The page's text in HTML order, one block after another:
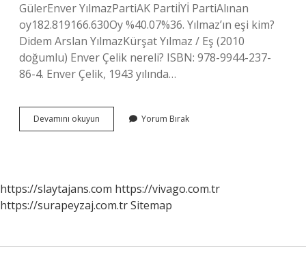
GülerEnver YılmazPartiAK PartiİYİ PartiAlınan
oy182.819166.630Oy %40.07%36. Yılmaz’ın eşi kim?
Didem Arslan YılmazKürşat Yılmaz / Eş (2010
doğumlu) Enver Çelik nereli? ISBN: 978-9944-237-
86-4. Enver Çelik, 1943 yılında…
Devamını okuyun
Hakan
Yorum Bırak
https://slaytajans.com https://vivago.com.tr
https://surapeyzaj.com.trSitemap